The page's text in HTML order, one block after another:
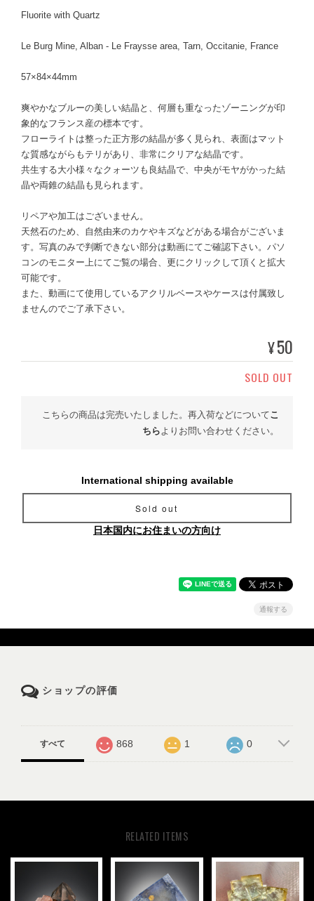
Fluorite with Quartz
Le Burg Mine, Alban - Le Fraysse area, Tarn, Occitanie, France
57×84×44mm
爽やかなブルーの美しい結晶と、何層も重なったゾーニングが印
象的なフランス産の標本です。
フローライトは整った正方形の結晶が多く見られ、表面はマット
な質感ながらもテリがあり、非常にクリアな結晶です。
共生する大小様々なクォーツも良結晶で、中央がモヤがかった結
晶や両錐の結晶も見られます。
リペアや加工はございません。
天然石のため、自然由来のカケやキズなどがある場合がございま
す。写真のみで判断できない部分は動画にてご確認下さい。パソ
コンのモニター上にてご覧の場合、更にクリックして頂くと拡大
可能です。
また、動画にて使用しているアクリルベースやケースは付属致し
ませんのでご了承下さい。
¥50
SOLD OUT
こちらの商品は完売いたしました。再入荷などについてこ
ちらよりお問い合わせください。
International shipping available
Sold out
日本国内にお住まいの方向け
通報する
ショップの評価
すべて 868 1 0
RELATED ITEMS